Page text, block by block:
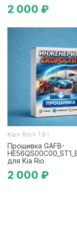
2 000 ₽
Kia > Rio > 1.6 i
Прошивка GAFB-
для Kia Rio
2 000 ₽